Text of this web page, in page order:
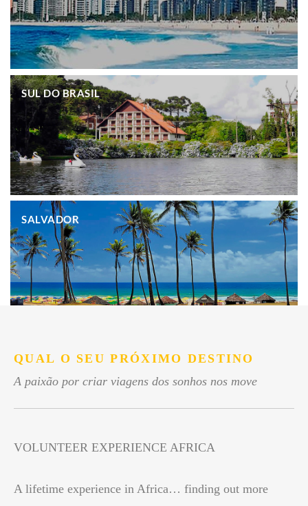
.
SUL DO BRASIL
SALVADOR
QUAL O SEU PRÓXIMO DESTINO
A paixão por criar viagens dos sonhos nos move
VOLUNTEER EXPERIENCE AFRICA
A lifetime experience in Africa… finding out more